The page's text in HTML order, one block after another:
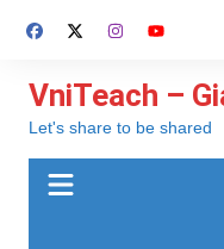
đến
dung
VniTeach –
Let's share to be shared